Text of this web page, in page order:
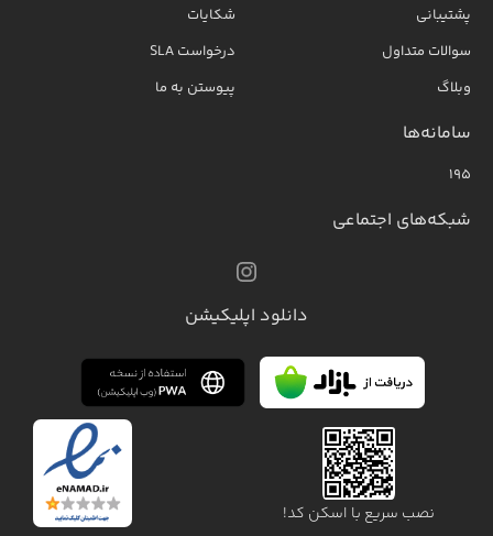
پشتیبانی
سوالات متداول
وبلاگ
شکایات
درخواست SLA
پیوستن به ما
سامانه‌ها
۱۹۵
شبکه‌های اجتماعی
دانلود اپلیکیشن
نصب سریع با اسکن کد!